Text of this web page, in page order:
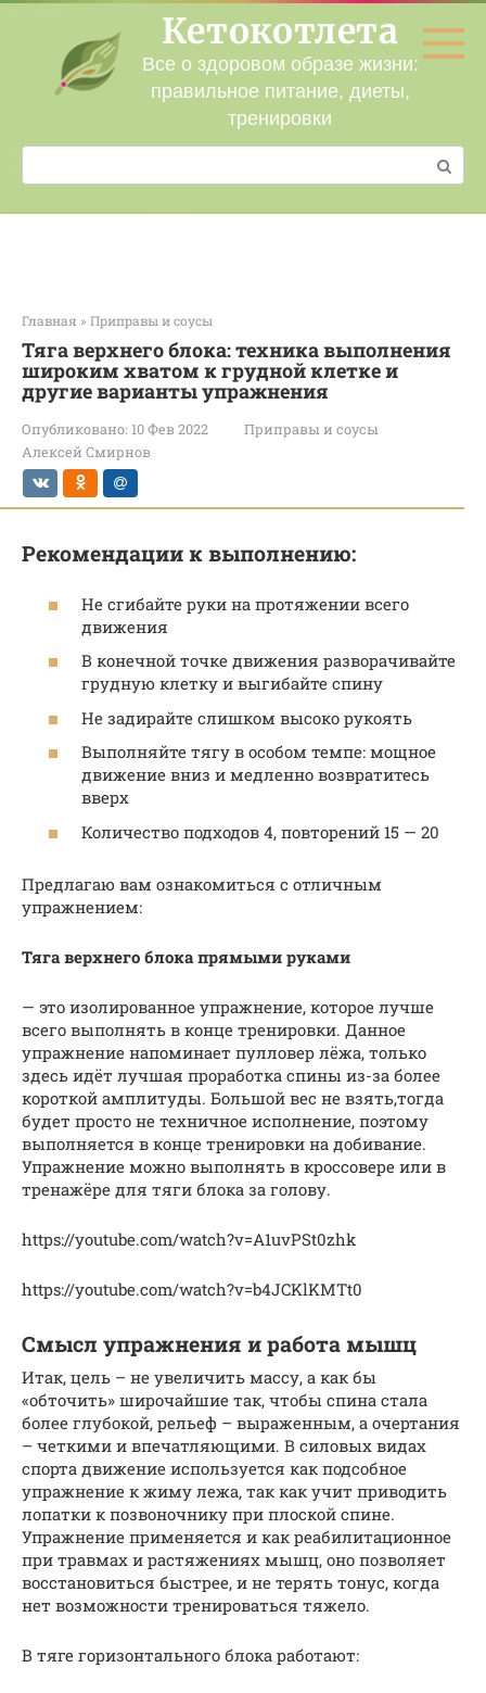
Перейти
контенту
Кетокотлета
Все о здоровом образе жизни:
правильное питание, диеты,
тренировки
Поиск:
Главная » Приправы и соусы
Тяга верхнего блока: техника выполнения
широким хватом к грудной клетке и
другие варианты упражнения
Опубликовано: 10 Фев 2022
Приправы и соусы
Алексей Смирнов
Рекомендации к выполнению:
Не сгибайте руки на протяжении всего
движения
В конечной точке движения разворачивайте
грудную клетку и выгибайте спину
Не задирайте слишком высоко рукоять
Выполняйте тягу в особом темпе: мощное
движение вниз и медленно возвратитесь
вверх
Количество подходов 4, повторений 15 — 20
Предлагаю вам ознакомиться с отличным
упражнением:
Тяга верхнего блока прямыми руками
— это изолированное упражнение, которое лучше
всего выполнять в конце тренировки. Данное
упражнение напоминает пулловер лёжа, только
здесь идёт лучшая проработка спины из-за более
короткой амплитуды. Большой вес не взять,тогда
будет просто не техничное исполнение, поэтому
выполняется в конце тренировки на добивание.
Упражнение можно выполнять в кроссовере или в
тренажёре для тяги блока за голову.
https://youtube.com/watch?v=A1uvPSt0zhk
https://youtube.com/watch?v=b4JCKlKMTt0
Смысл упражнения и работа мышц
Итак, цель – не увеличить массу, а как бы
«обточить» широчайшие так, чтобы спина стала
более глубокой, рельеф – выраженным, а очертания
– четкими и впечатляющими. В силовых видах
спорта движение используется как подсобное
упражнение к жиму лежа, так как учит приводить
лопатки к позвоночнику при плоской спине.
Упражнение применяется и как реабилитационное
при травмах и растяжениях мышц, оно позволяет
восстановиться быстрее, и не терять тонус, когда
нет возможности тренироваться тяжело.
В тяге горизонтального блока работают: